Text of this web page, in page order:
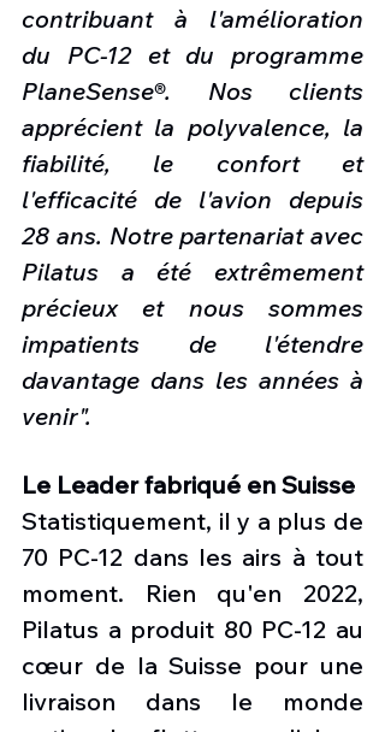
contribuant à l'amélioration
du PC-12 et du programme
PlaneSense®. Nos clients
apprécient la polyvalence, la
fiabilité, le confort et
l'efficacité de l'avion depuis
28 ans. Notre partenariat avec
Pilatus a été extrêmement
précieux et nous sommes
impatients de l'étendre
davantage dans les années à
venir".
Le Leader fabriqué en Suisse
Statistiquement, il y a plus de
70 PC-12 dans les airs à tout
moment. Rien qu'en 2022,
Pilatus a produit 80 PC-12 au
cœur de la Suisse pour une
livraison dans le monde